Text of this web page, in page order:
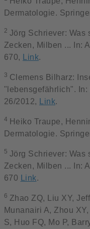
Dermatologie.
2 Jörg Schriever: Was
Zecken, Milben ... In:
670,
Link.
3 Clemens Bilharz:
"lebensgefährlich".
26/2012,
Link.
4 Heiko Traupe,
Dermatologie.
5 Jörg Schriever: Was
Zecken, Milben ... In:
670
Link.
6 Zhao ZQ, Liu XY,
Munanairi A, Zhou
S, Huo FQ, Mo P,